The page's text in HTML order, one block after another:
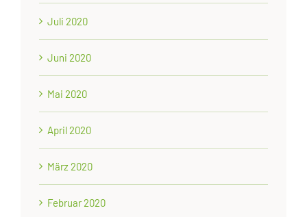
Juli 2020
Juni 2020
Mai 2020
April 2020
März 2020
Februar 2020